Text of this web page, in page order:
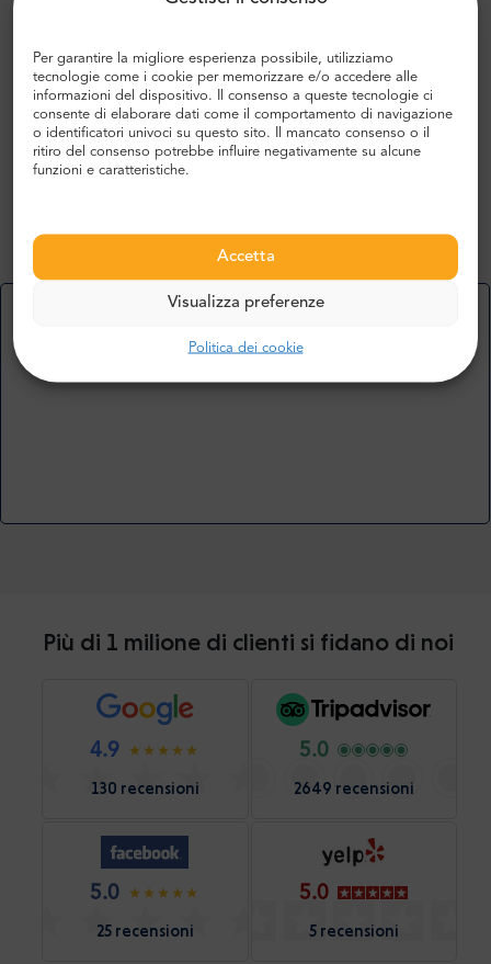
Per garantire la migliore esperienza possibile, utilizziamo
tecnologie come i cookie per memorizzare e/o accedere alle
informazioni del dispositivo. Il consenso a queste tecnologie ci
consente di elaborare dati come il comportamento di navigazione
o identificatori univoci su questo sito. Il mancato consenso o il
ritiro del consenso potrebbe influire negativamente su alcune
funzioni e caratteristiche.
Accetta
Visualizza preferenze
Politica dei cookie
John R.,
REGNO UNITO
5
Per saperne di più o per aggiungere la vostra opinione
Più di 1 milione di clienti si fidano di noi
4.9
130 recensioni
5.0
2649 recensioni
5.0
25 recensioni
5.0
5 recensioni